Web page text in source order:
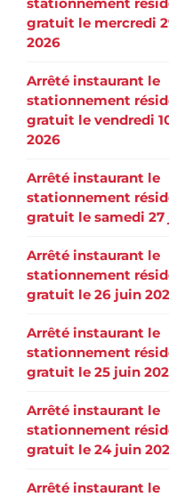
gratuit le mercredi
2026
Arrêté instaurant le
stationnement
gratuit le vendredi
2026
Arrêté instaurant le
stationnement
gratuit le samedi 27
Arrêté instaurant le
stationnement
gratuit le 26 juin
Arrêté instaurant le
stationnement
gratuit le 25 juin
Arrêté instaurant le
stationnement
gratuit le 24 juin
Arrêté instaurant le